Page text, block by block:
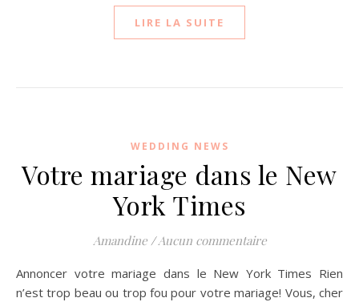
LIRE LA SUITE
WEDDING NEWS
Votre mariage dans le New
York Times
Amandine /Aucun commentaire
Annoncer votre mariage dans le New York Times Rien
n’est trop beau ou trop fou pour votre mariage! Vous, cher